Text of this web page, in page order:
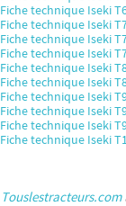
Fiche technique Iseki
Fiche technique Iseki
Fiche technique Iseki
Fiche technique Iseki
Fiche technique Iseki
Fiche technique Iseki
Fiche technique Iseki
Fiche technique Iseki
Fiche technique Iseki
Fiche technique Iseki
Touslestracteurs.com